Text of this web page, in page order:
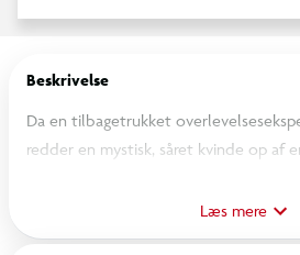
Beskrivelse
Da en tilbagetrukket
redder en mystisk, såret kvinde op af
til at konfrontere en brutal kriminel for
Læs mere